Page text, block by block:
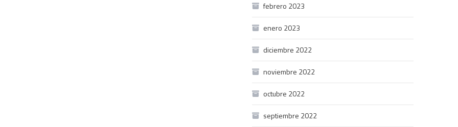
febrero 2023
enero 2023
diciembre 2022
noviembre 2022
octubre 2022
septiembre 2022